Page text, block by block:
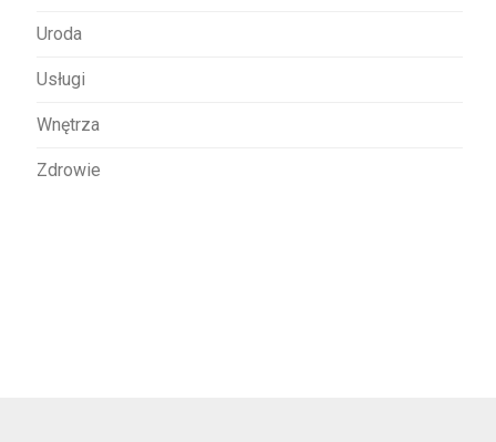
Uroda
Usługi
Wnętrza
Zdrowie